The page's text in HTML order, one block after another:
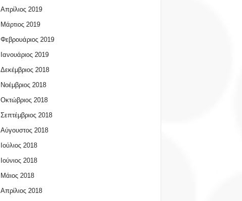
Απρίλιος 2019
Μάρτιος 2019
Φεβρουάριος 2019
Ιανουάριος 2019
Δεκέμβριος 2018
Νοέμβριος 2018
Οκτώβριος 2018
Σεπτέμβριος 2018
Αύγουστος 2018
Ιούλιος 2018
Ιούνιος 2018
Μάιος 2018
Απρίλιος 2018